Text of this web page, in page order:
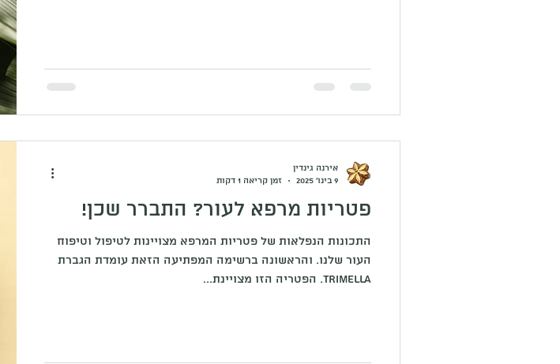
פטריות מרפא לעור? התברר שכן!
התכונות הנפלאות של פטריות המרפא מצויינות לטיפול וטיפוח
העור שלנו. והראשונה ברשימה המפתיעה הזאת עומדת הגברת
Trimella. הפטריה הזו מצויינת...
אירנה גינדין
9 בינו׳ 2025
זמן קריאה 1 דקות